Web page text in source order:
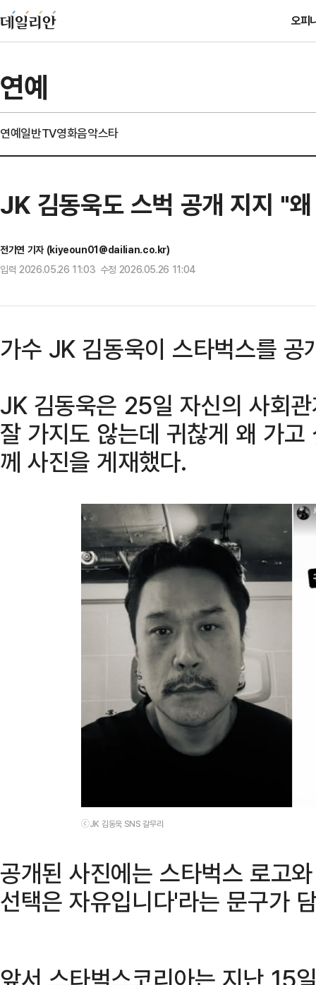
오피
연예
연예일반TV영화음악스타
JK 김동욱도 스벅 공개 지지 "
전기연 기자 (kiyeoun01@dailian.co.kr)
입력 2026.05.26 11:03 수정 2026.05.26 11:04
가수 JK 김동욱이 스타벅스를 공
JK 김동욱은 25일 자신의 사회
잘 가지도 않는데 귀찮게 왜 가
께 사진을 게재했다.
ⓒJK 김동욱 SNS 갈무리
공개된 사진에는 스타벅스 로고
선택은 자유입니다'라는 문구가
앞서 스타벅스코리아는 지난 15